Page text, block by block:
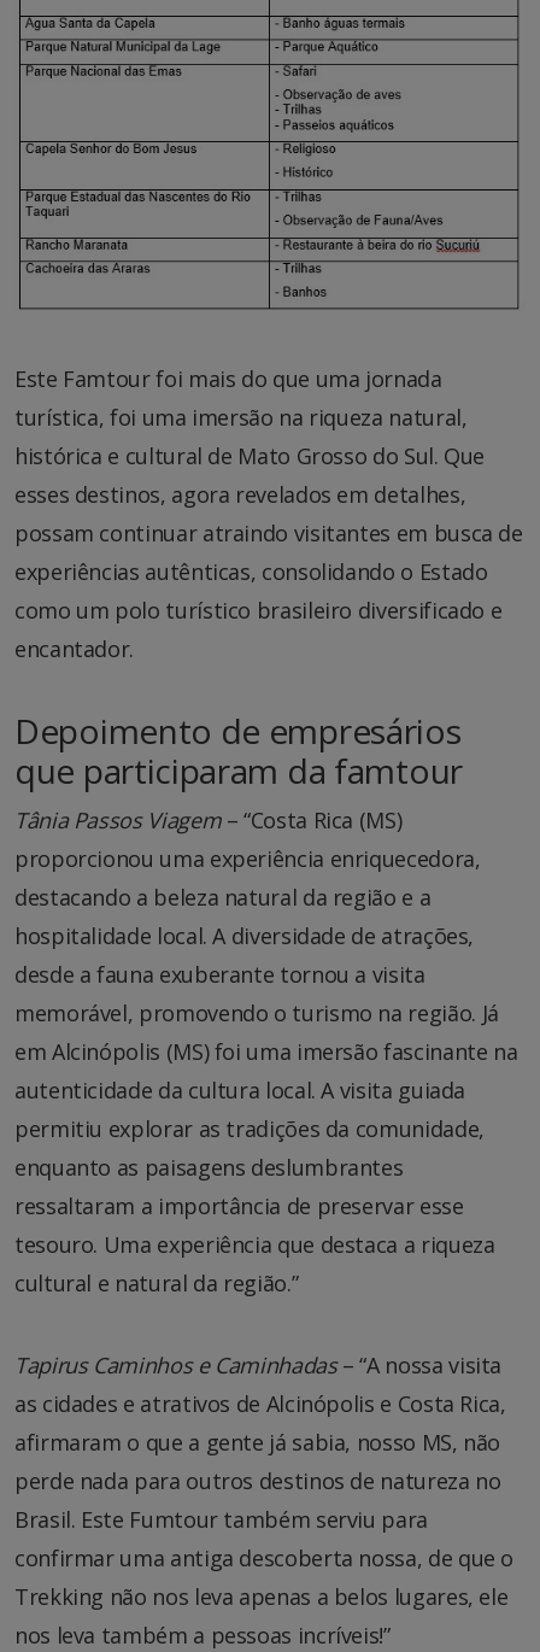
Este Famtour foi mais do que uma jornada
turística, foi uma imersão na riqueza natural,
histórica e cultural de Mato Grosso do Sul. Que
esses destinos, agora revelados em detalhes,
possam continuar atraindo visitantes em busca de
experiências autênticas, consolidando o Estado
como um polo turístico brasileiro diversificado e
encantador.
Depoimento de empresários
que participaram da famtour
Tânia Passos Viagem– “Costa Rica (MS)
proporcionou uma experiência enriquecedora,
destacando a beleza natural da região e a
hospitalidade local. A diversidade de atrações,
desde a fauna exuberante tornou a visita
memorável, promovendo o turismo na região. Já
em Alcinópolis (MS) foi uma imersão fascinante na
autenticidade da cultura local. A visita guiada
permitiu explorar as tradições da comunidade,
enquanto as paisagens deslumbrantes
ressaltaram a importância de preservar esse
tesouro. Uma experiência que destaca a riqueza
cultural e natural da região.”
Tapirus Caminhos e Caminhadas– “A nossa visita
as cidades e atrativos de Alcinópolis e Costa Rica,
afirmaram o que a gente já sabia, nosso MS, não
perde nada para outros destinos de natureza no
Brasil. Este Fumtour também serviu para
confirmar uma antiga descoberta nossa, de que o
Trekking não nos leva apenas a belos lugares, ele
nos leva também a pessoas incríveis!”